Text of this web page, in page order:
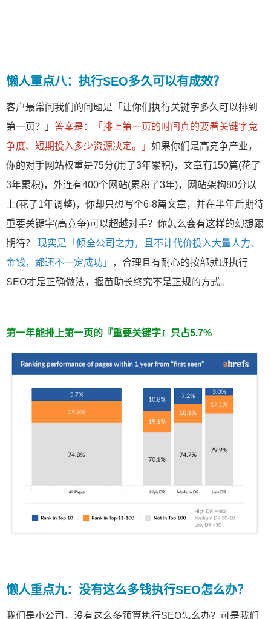
懒人重点八：执行SEO多久可以有成效？
客户最常问我们的问题是「让你们执行关键字多久可以排到
第一页？」 答案是：「排上第一页的时间真的要看关键字竞
争度、短期投入多少资源决定。」 如果你们是高竞争产业，
你的对手网站权重是75分(用了3年累积)，文章有150篇(花了
3年累积)，外连有400个网站(累积了3年)，网站架构80分以
上(花了1年调整)，你却只想写个6-8篇文章，并在半年后期待
重要关键字(高竞争)可以超越对手？你怎么会有这样的幻想跟
期待？ 现实是「倾全公司之力，且不计代价投入大量人力、
金钱，都还不一定成功」
，合理且有耐心的按部就班执行
SEO才是正确做法，揠苗助长终究不是正规的方式。
第一年能排上第一页的『重要关键字』只占5.7%
懒人重点九：没有这么多钱执行SEO怎么办？
我们是小公司，没有这么多预算执行SEO怎么办？可是我们